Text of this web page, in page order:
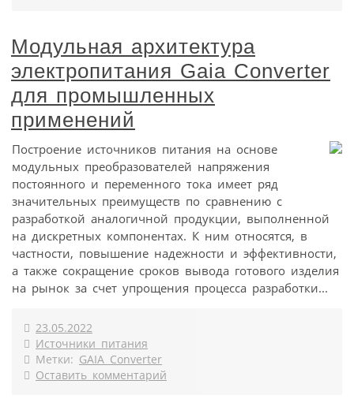
Модульная архитектура
электропитания Gaia Converter
для промышленных
применений
Построение источников питания на основе
модульных преобразователей напряжения
постоянного и переменного тока имеет ряд
значительных преимуществ по сравнению с
разработкой аналогичной продукции, выполненной
на дискретных компонентах. К ним относятся, в
частности, повышение надежности и эффективности,
а также сокращение сроков вывода готового изделия
на рынок за счет упрощения процесса разработки...
23.05.2022
Источники питания
Метки: GAIA Converter
Оставить комментарий